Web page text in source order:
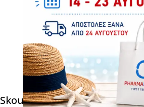
SkourasMed Refreshing